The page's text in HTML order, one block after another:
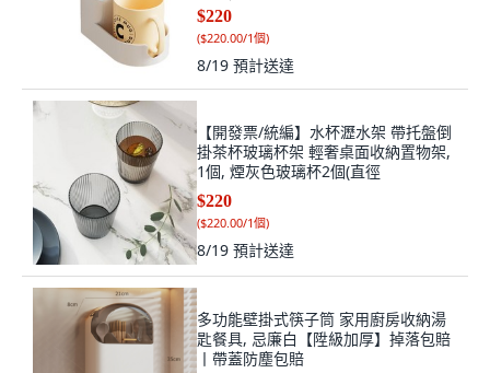
$220
($220.00/1個)
8/19 預計送達
【開發票/統編】水杯瀝水架 帶托盤倒
掛茶杯玻璃杯架 輕奢桌面收納置物架,
1個, 煙灰色玻璃杯2個(直徑
$220
($220.00/1個)
8/19 預計送達
多功能壁掛式筷子筒 家用廚房收納湯
匙餐具, 忌廉白【陞級加厚】掉落包賠
丨帶蓋防塵包賠